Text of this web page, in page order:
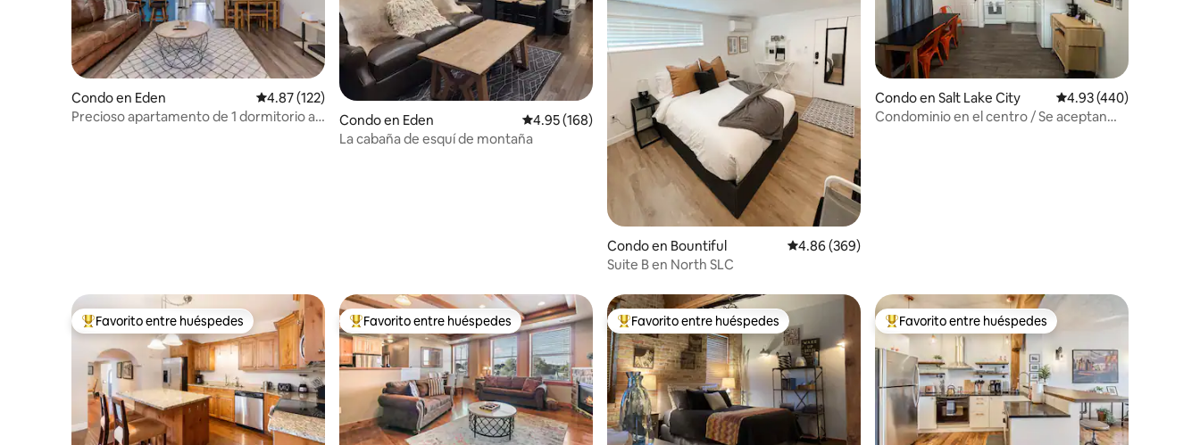
Condo en Eden Calificación promedio: 4.87 de 5, 122 reseñas
4.87 (122)
Precioso apartamento de 1 dormitorio a
Condo en Eden Calificación promedio: 4.95 de 5, 168 reseñas
4.95 (168)
La cabaña de esquí de montaña
Condo en Bountiful Calificación promedio: 4.86 de 5, 369 reseñas
4.86 (369)
Suite B en North SLC
Condo en Salt Lake City Calificación promedio:
4.93 (440)
Condominio en el centro / Se aceptan
Favorito entre huéspedes preferido
Favorito entre huéspedes Favorito entre huéspedes preferido
Favorito entre huéspedes Favorito entre huéspedes preferido
Favorito entre huéspedes Favorito entre huéspedes preferido
Favorito entre huéspedes